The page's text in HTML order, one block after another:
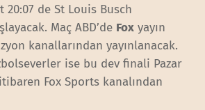
20:07 de St Louis Busch
Maç ABD’de Fox yayın
kanallarından yayınlanacak.
ise bu dev finali Pazar
Fox Sports kanalından